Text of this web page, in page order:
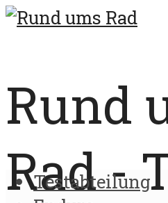
Rund
Rad -
Testabteilung